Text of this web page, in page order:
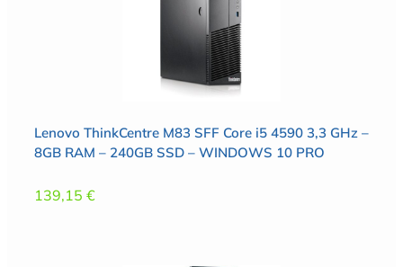
Lenovo ThinkCentre M83 SFF Core i5 4590 3,3 GHz –
8GB RAM – 240GB SSD – WINDOWS 10 PRO
139,15 €